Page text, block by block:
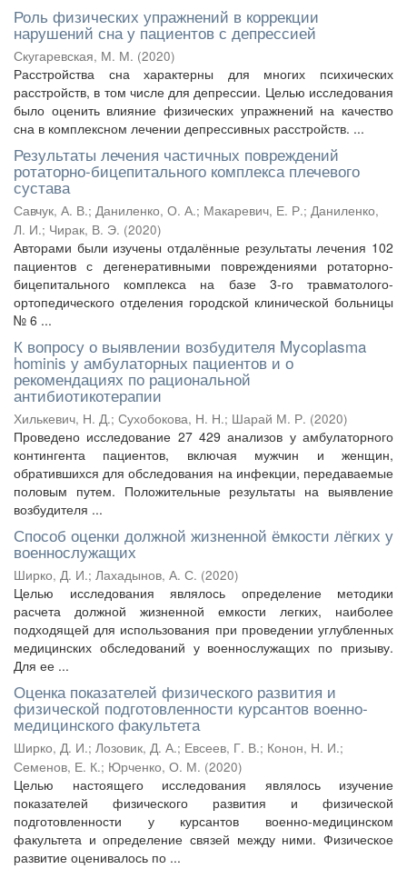
Роль физических упражнений в коррекции
нарушений сна у пациентов с депрессией
Скугаревская, М. М. (2020)
Расстройства сна характерны для многих психических
расстройств, в том числе для депрессии. Целью исследования
было оценить влияние физических упражнений на качество
сна в комплексном лечении депрессивных расстройств. ...
Результаты лечения частичных повреждений
ротаторно-бицепитального комплекса плечевого
сустава
Савчук, А. В.; Даниленко, О. А.; Макаревич, Е. Р.; Даниленко,
Л. И.; Чирак, В. Э. (2020)
Авторами были изучены отдалённые результаты лечения 102
пациентов с дегенеративными повреждениями ротаторно-
бицепитального комплекса на базе 3-го травматолого-
ортопедического отделения городской клинической больницы
№ 6 ...
К вопросу о выявлении возбудителя Mycoplasma
hominis у амбулаторных пациентов и о
рекомендациях по рациональной
антибиотикотерапии
Хилькевич, Н. Д.; Сухобокова, Н. Н.; Шарай М. Р. (2020)
Проведено исследование 27 429 анализов у амбулаторного
контингента пациентов, включая мужчин и женщин,
обратившихся для обследования на инфекции, передаваемые
половым путем. Положительные результаты на выявление
возбудителя ...
Способ оценки должной жизненной ёмкости лёгких у
военнослужащих
Ширко, Д. И.; Лахадынов, А. С. (2020)
Целью исследования являлось определение методики
расчета должной жизненной емкости легких, наиболее
подходящей для использования при проведении углубленных
медицинских обследований у военнослужащих по призыву.
Для ее ...
Оценка показателей физического развития и
физической подготовленности курсантов военно-
медицинского факультета
Ширко, Д. И.; Лозовик, Д. А.; Евсеев, Г. В.; Конон, Н. И.;
Семенов, Е. К.; Юрченко, О. М. (2020)
Целью настоящего исследования являлось изучение
показателей физического развития и физической
подготовленности у курсантов военно-медицинском
факультета и определение связей между ними. Физическое
развитие оценивалось по ...